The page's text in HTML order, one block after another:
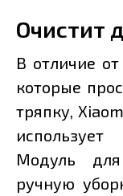
Очистит
В отличие
которые
тряпку,
Модуль
ручную